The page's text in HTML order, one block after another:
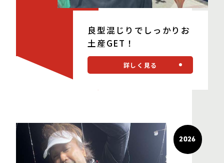
良型混じりでしっかりお
土産GET！
詳しく見る
2026